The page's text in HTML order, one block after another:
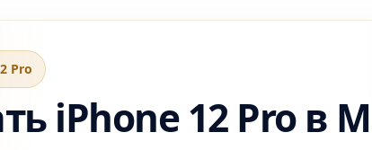
Pro
iPhone 12 Pro в